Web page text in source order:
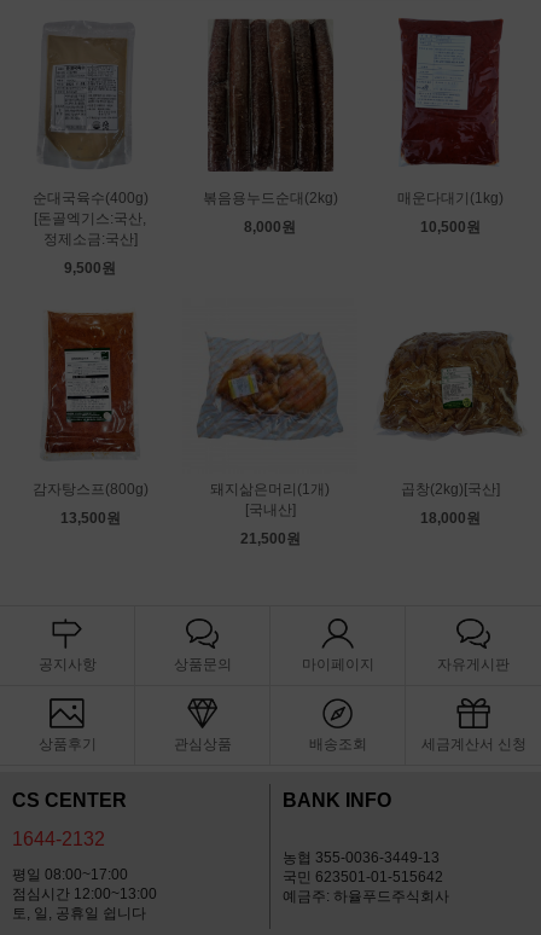
순대국육수(400g)
[돈골엑기스:국산,
정제소금:국산]
9,500원
볶음용누드순대(2kg)
8,000원
매운다대기(1kg)
10,500원
감자탕스프(800g)
13,500원
돼지삶은머리(1개)
[국내산]
21,500원
곱창(2kg)[국산]
18,000원
공지사항 상품문의 마이페이지 자유게시판
상품후기 관심상품 배송조회 세금계산서 신청
CS CENTER
1644-2132
평일 08:00~17:00
점심시간 12:00~13:00
토, 일, 공휴일 쉽니다
BANK INFO
농협 355-0036-3449-13
국민 623501-01-515642
예금주: 하율푸드주식회사